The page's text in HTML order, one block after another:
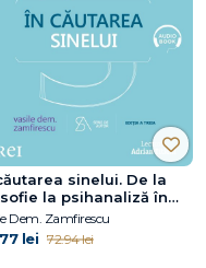
sinelui. De la
la psihanaliză în
Dem. Zamfirescu
lei 72.94 lei